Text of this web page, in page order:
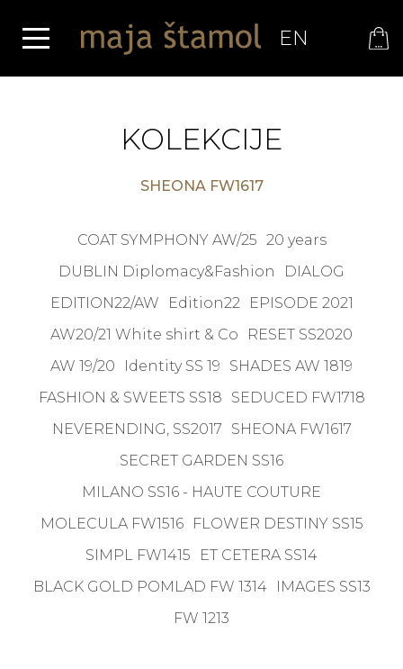
EN
KOLEKCIJE
SHEONA FW1617
COAT SYMPHONY AW/25 20 years
DUBLIN Diplomacy&Fashion
DIALOG
EDITION22/AW
Edition22
EPISODE 2021
AW20/21 White shirt & Co
RESET SS2020
AW 19/20
Identity SS 19
SHADES AW 1819
FASHION & SWEETS SS18
SEDUCED FW1718
NEVERENDING, SS2017
SHEONA FW1617
SECRET GARDEN SS16
MILANO SS16 - HAUTE COUTURE
MOLECULA FW1516
FLOWER DESTINY SS15
SIMPL FW1415
ET CETERA SS14
BLACK GOLD POMLAD FW 1314
IMAGES SS13
FW 1213